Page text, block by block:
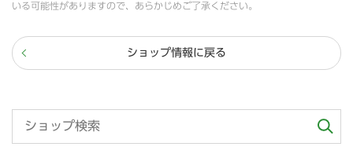
いる可能性がありますので、あらかじめご了承ください。
ショップ情報に戻る